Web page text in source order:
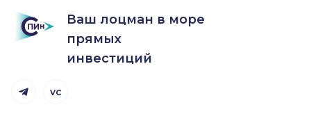
Ваш лоцман в море
прямых
инвестиций
Telegram канал
vc